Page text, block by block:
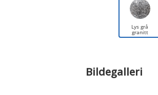
Lys grå
granitt
Bildegalleri